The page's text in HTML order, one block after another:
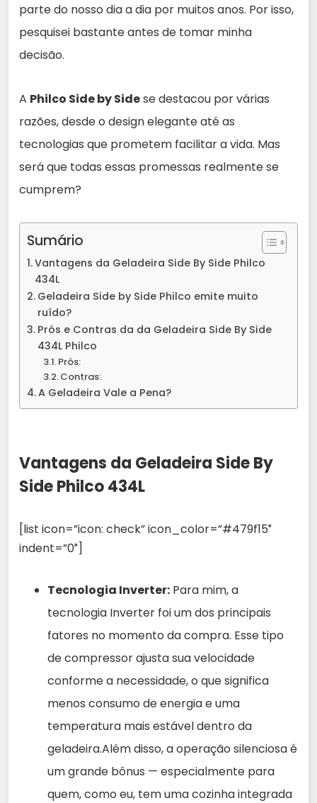
parte do nosso dia a dia por muitos anos. Por isso,
pesquisei bastante antes de tomar minha
decisão.
A Philco Side by Sidese destacou por várias
razões, desde o design elegante até as
tecnologias que prometem facilitar a vida. Mas
será que todas essas promessas realmente se
cumprem?
Sumário
Vantagens da Geladeira Side By Side Philco
434L
Geladeira Side by Side Philco emite muito
ruído?
Prós e Contras da da Geladeira Side By Side
434L Philco
Prós:
Contras:
A Geladeira Vale a Pena?
Vantagens da Geladeira Side By
Side Philco 434L
[list icon=”icon: check” icon_color=”#479f15″
indent=”0″]
Tecnologia Inverter: Para mim, a
tecnologia Inverter foi um dos principais
fatores no momento da compra. Esse tipo
de compressor ajusta sua velocidade
conforme a necessidade, o que significa
menos consumo de energia e uma
temperatura mais estável dentro da
geladeira.Além disso, a operação silenciosa é
um grande bônus — especialmente para
quem, como eu, tem uma cozinha integrada